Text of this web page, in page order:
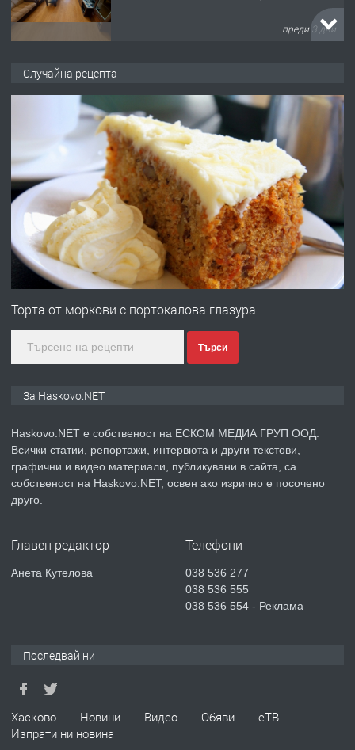
преди 3 дни
АПАРТАМЕНТ В ЦЕНТЪРА НА ГР.
ХАСКОВО
преди 4 дни
ПРЕДЛАГА Давам гараж под наем
преди 4 дни
ПРЕДЛАГА
№4120 Магазин/Офис под наем в кв.
Любен Каравелов, Хасково-близо до
градската градина!
преди 5 дни
ПРЕДЛАГА
Продавам парцел в гр. Хасково кв.
СГЛОБЯВАНЕ НА МЕБЕЛИ.
ПРЕДЛАГА
апартамент под наем в кв.
Случайна рецепта
Торта от моркови с портокалова глазура
Търси
За Haskovo.NET
Haskovo.NET е собственост на ЕСКОМ МЕДИА ГРУП ООД.
Всички статии, репортажи, интервюта и други текстови,
графични и видео материали, публикувани в сайта, са
собственост на Haskovo.NET, освен ако изрично е посочено
друго.
Главен редактор
Анета Кутелова
Телефони
038 536 277
038 536 555
038 536 554 - Реклама
Последвай ни
Хасково Новини Видео Обяви
еТВ
Изпрати ни новина